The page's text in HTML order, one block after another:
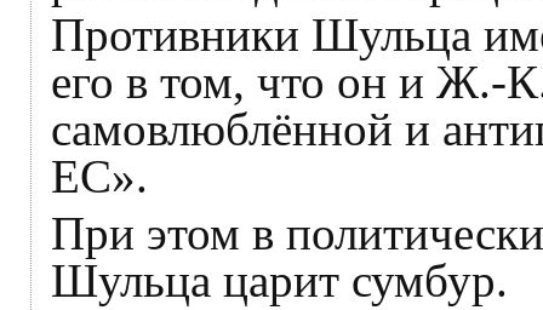
Противники Шульца
его в том, что он и Ж.-
самовлюблённой и
ЕС».
При этом в
Шульца царит сумбур.